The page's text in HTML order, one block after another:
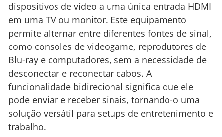
dispositivos de vídeo a uma única entrada HDMI
em uma TV ou monitor. Este equipamento
permite alternar entre diferentes fontes de sinal,
como consoles de videogame, reprodutores de
Blu-ray e computadores, sem a necessidade de
desconectar e reconectar cabos. A
funcionalidade bidirecional significa que ele
pode enviar e receber sinais, tornando-o uma
solução versátil para setups de entretenimento e
trabalho.